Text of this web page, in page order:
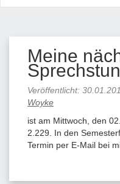
Meine
Veröffentlicht:
Woyke
ist am Mittwoch, den
2.229. In den
Termin per E-Mail bei